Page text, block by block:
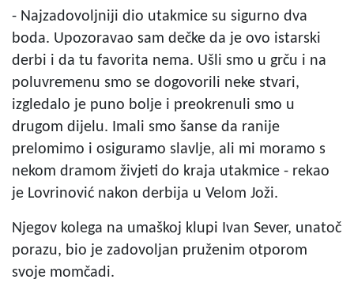
- Najzadovoljniji dio utakmice su sigurno dva
boda. Upozoravao sam dečke da je ovo istarski
derbi i da tu favorita nema. Ušli smo u grču i na
poluvremenu smo se dogovorili neke stvari,
izgledalo je puno bolje i preokrenuli smo u
drugom dijelu. Imali smo šanse da ranije
prelomimo i osiguramo slavlje, ali mi moramo s
nekom dramom živjeti do kraja utakmice - rekao
je Lovrinović nakon derbija u Velom Joži.
Njegov kolega na umaškoj klupi Ivan Sever, unatoč
porazu, bio je zadovoljan pruženim otporom
svoje momčadi.